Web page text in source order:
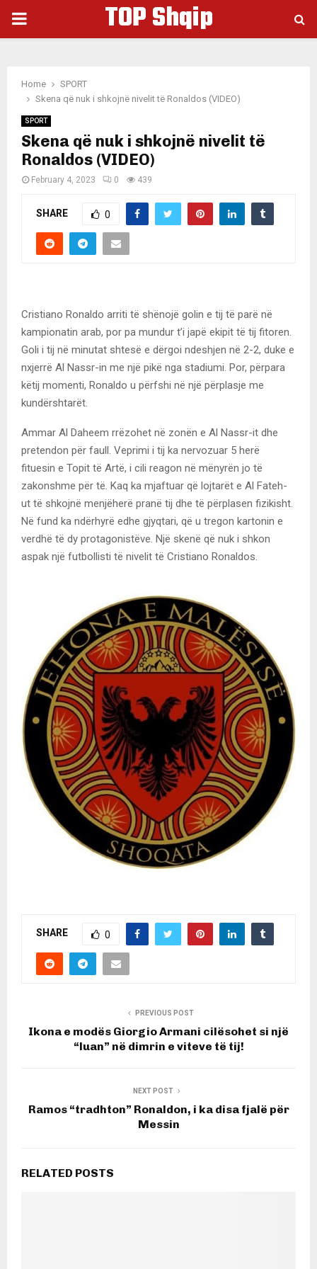
PRIMARY
TOP Shqip
Home
SPORT
Skena që nuk i shkojnë nivelit të Ronaldos (VIDEO)
SPORT
Skena që nuk i shkojnë nivelit të
Ronaldos (VIDEO)
February 4, 2023 0 439
SHARE 0
Cristiano Ronaldo arriti të shënojë golin e tij të parë në
kampionatin arab, por pa mundur t’i japë ekipit të tij fitoren.
Goli i tij në minutat shtesë e dërgoi ndeshjen në 2-2, duke e
nxjerrë Al Nassr-in me një pikë nga stadiumi. Por, përpara
këtij momenti, Ronaldo u përfshi në një përplasje me
kundërshtarët.
Ammar Al Daheem rrëzohet në zonën e Al Nassr-it dhe
pretendon për faull. Veprimi i tij ka nervozuar 5 herë
fituesin e Topit të Artë, i cili reagon në mënyrën jo të
zakonshme për të. Kaq ka mjaftuar që lojtarët e Al Fateh-
ut të shkojnë menjëherë pranë tij dhe të përplasen fizikisht.
Në fund ka ndërhyrë edhe gjyqtari, që u tregon kartonin e
verdhë të dy protagonistëve. Një skenë që nuk i shkon
aspak një futbollisti të nivelit të Cristiano Ronaldos.
SHARE 0
PREVIOUS POST
Ikona e modës Giorgio Armani cilësohet si një
“luan” në dimrin e viteve të tij!
NEXT POST
Ramos “tradhton” Ronaldon, i ka disa fjalë për
Messin
RELATED POSTS